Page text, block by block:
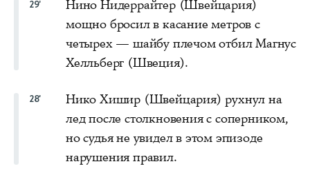
29'
Нино Нидеррайтер (Швейцария)
мощно бросил в касание метров с
четырех — шайбу плечом отбил Магнус
Хелльберг (Швеция).
28'
Нико Хишир (Швейцария) рухнул на
лед после столкновения с соперником,
но судья не увидел в этом эпизоде
нарушения правил.